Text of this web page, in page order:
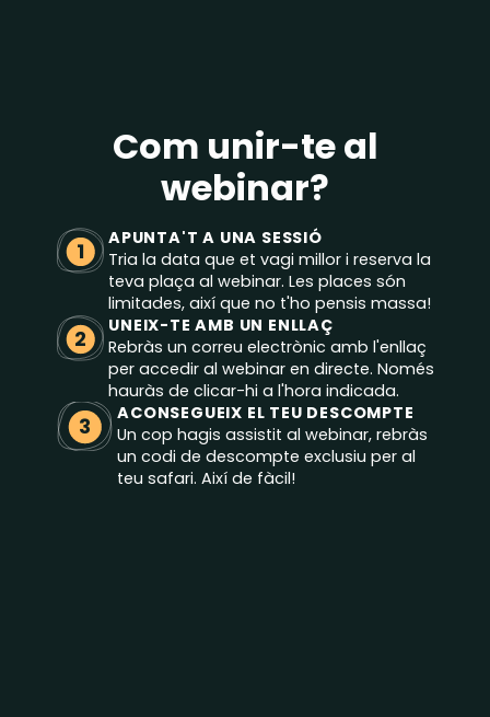
Com unir-te al
webinar?
1
APUNTA'T A UNA SESSIÓ
Tria la data que et vagi millor i reserva la
teva plaça al webinar. Les places són
limitades, així que no t'ho pensis massa!
2
UNEIX-TE AMB UN ENLLAÇ
Rebràs un correu electrònic amb l'enllaç
per accedir al webinar en directe. Només
hauràs de clicar-hi a l'hora indicada.
3
ACONSEGUEIX EL TEU DESCOMPTE
Un cop hagis assistit al webinar, rebràs
un codi de descompte exclusiu per al
teu safari. Així de fàcil!